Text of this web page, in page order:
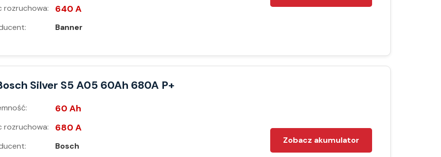
rozruchowa: 640 A
Banner
Silver S5 A05 60Ah 680A P+
60 Ah
rozruchowa: 680 A
Bosch
Zobacz akumulator